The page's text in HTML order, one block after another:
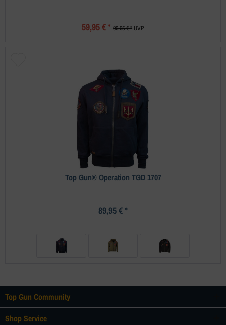
59,95 € * 99,95 € * UVP
Top Gun® Operation TGD 1707
89,95 € *
Top Gun Community
Shop Service